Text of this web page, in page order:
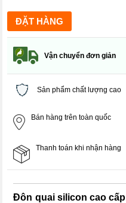
Vận chuyển đơn giản
Sản phẩm chất lượng cao
Bán hàng trên toàn quốc
Thanh toán khi nhận hàng
Đôn quai silicon cao cấp